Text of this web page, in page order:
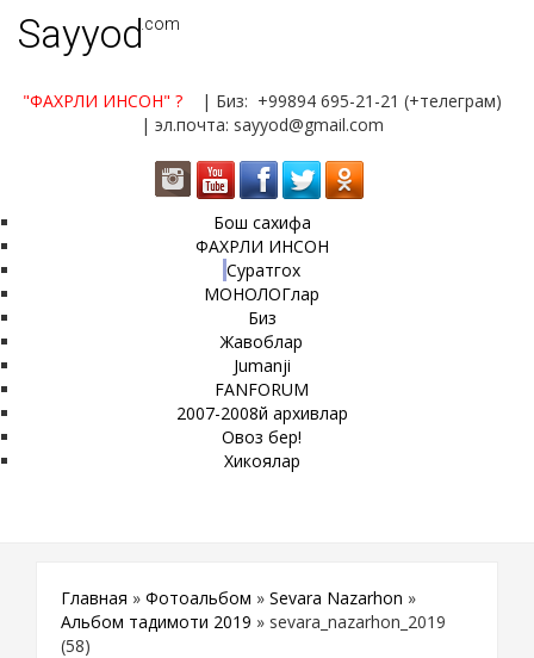
Sayyod.com
"ФАХРЛИ ИНСОН" ?
| Биз: +99894 695-21-21 (+телеграм)
| эл.почта: sayyod@gmail.com
Бош сахифа
ФАХРЛИ ИНСОН
Суратгох
МОНОЛОГлар
Биз
Жавоблар
Jumanji
FANFORUM
2007-2008й архивлар
Овоз бер!
Хикоялар
Главная » Фотоальбом » Sevara Nazarhon »
Альбом тақдимоти 2019 » sevara_nazarhon_2019
(58)